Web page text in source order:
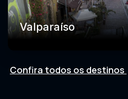
Valparaíso
Confira todos os destinos